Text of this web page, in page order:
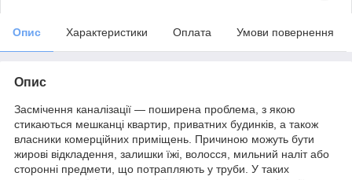
Опис Характеристики Оплата Умови повернення
Опис
Засмічення каналізації — поширена проблема, з якою
стикаються мешканці квартир, приватних будинків, а також
власники комерційних приміщень. Причиною можуть бути
жирові відкладення, залишки їжі, волосся, мильний наліт або
сторонні предмети, що потрапляють у труби. У таких